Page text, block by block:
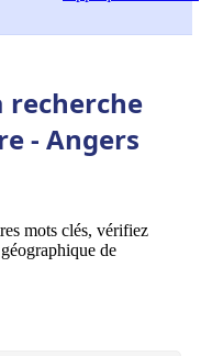
recherche
- Angers
mots clés, vérifiez
de